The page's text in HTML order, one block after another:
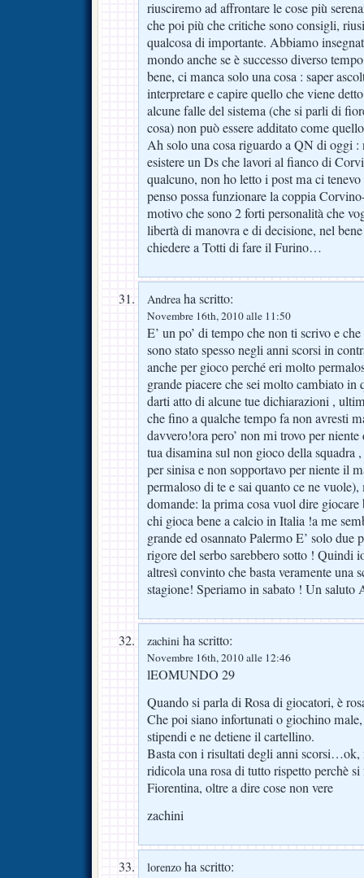
riusciremo ad affrontare le cose più
che poi più che critiche sono consigli,
qualcosa di importante. Abbiamo
mondo anche se è successo diverso
bene, ci manca solo una cosa : saper
interpretare e capire quello che viene
alcune falle del sistema (che si parli di
cosa) non può essere additato come
Ah solo una cosa riguardo a QN di oggi :
esistere un Ds che lavori al fianco di
qualcuno, non ho letto i post ma ci
penso possa funzionare la coppia
motivo che sono 2 forti personalità che
libertà di manovra e di decisione, nel
chiedere a Totti di fare il Furino…
Andreaha scritto:
Novembre 16th, 2010 alle 11:50
E’ un po’ di tempo che non ti scrivo e
sono stato spesso negli anni scorsi in
anche per gioco perché eri molto
grande piacere che sei molto cambiato in
darti atto di alcune tue dichiarazioni ,
che fino a qualche tempo fa non avresti
davvero!ora pero’ non mi trovo per niente
tua disamina sul non gioco della squadra ,
per sinisa e non sopportavo per niente il
permaloso di te e sai quanto ce ne
domande: la prima cosa vuol dire giocare
chi gioca bene a calcio in Italia !a me
grande ed osannato Palermo E’ solo
rigore del serbo sarebbero sotto ! Quindi
altresì convinto che basta veramente una
stagione! Speriamo in sabato ! Un saluto
zachini ha scritto:
Novembre 16th, 2010 alle 12:46
lEOMUNDO 29
Quando si parla di Rosa di giocatori, è
Che poi siano infortunati o giochino
stipendi e ne detiene il cartellino.
Basta con i risultati degli anni scorsi…ok,
ridicola una rosa di tutto rispetto perchè
Fiorentina, oltre a dire cose non vere
zachini
lorenzo ha scritto: